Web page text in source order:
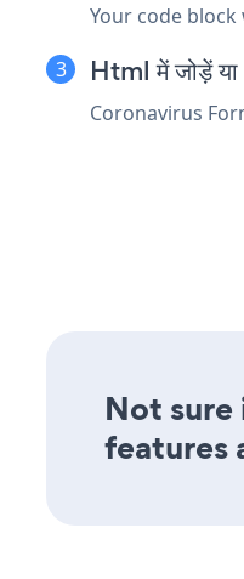
Your code
Html में जोड़ें
Coronavirus
Not sure
features